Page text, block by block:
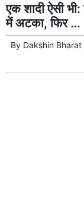
एक शादी ऐसी
में अटका, फिर …
By Dakshin Bharat